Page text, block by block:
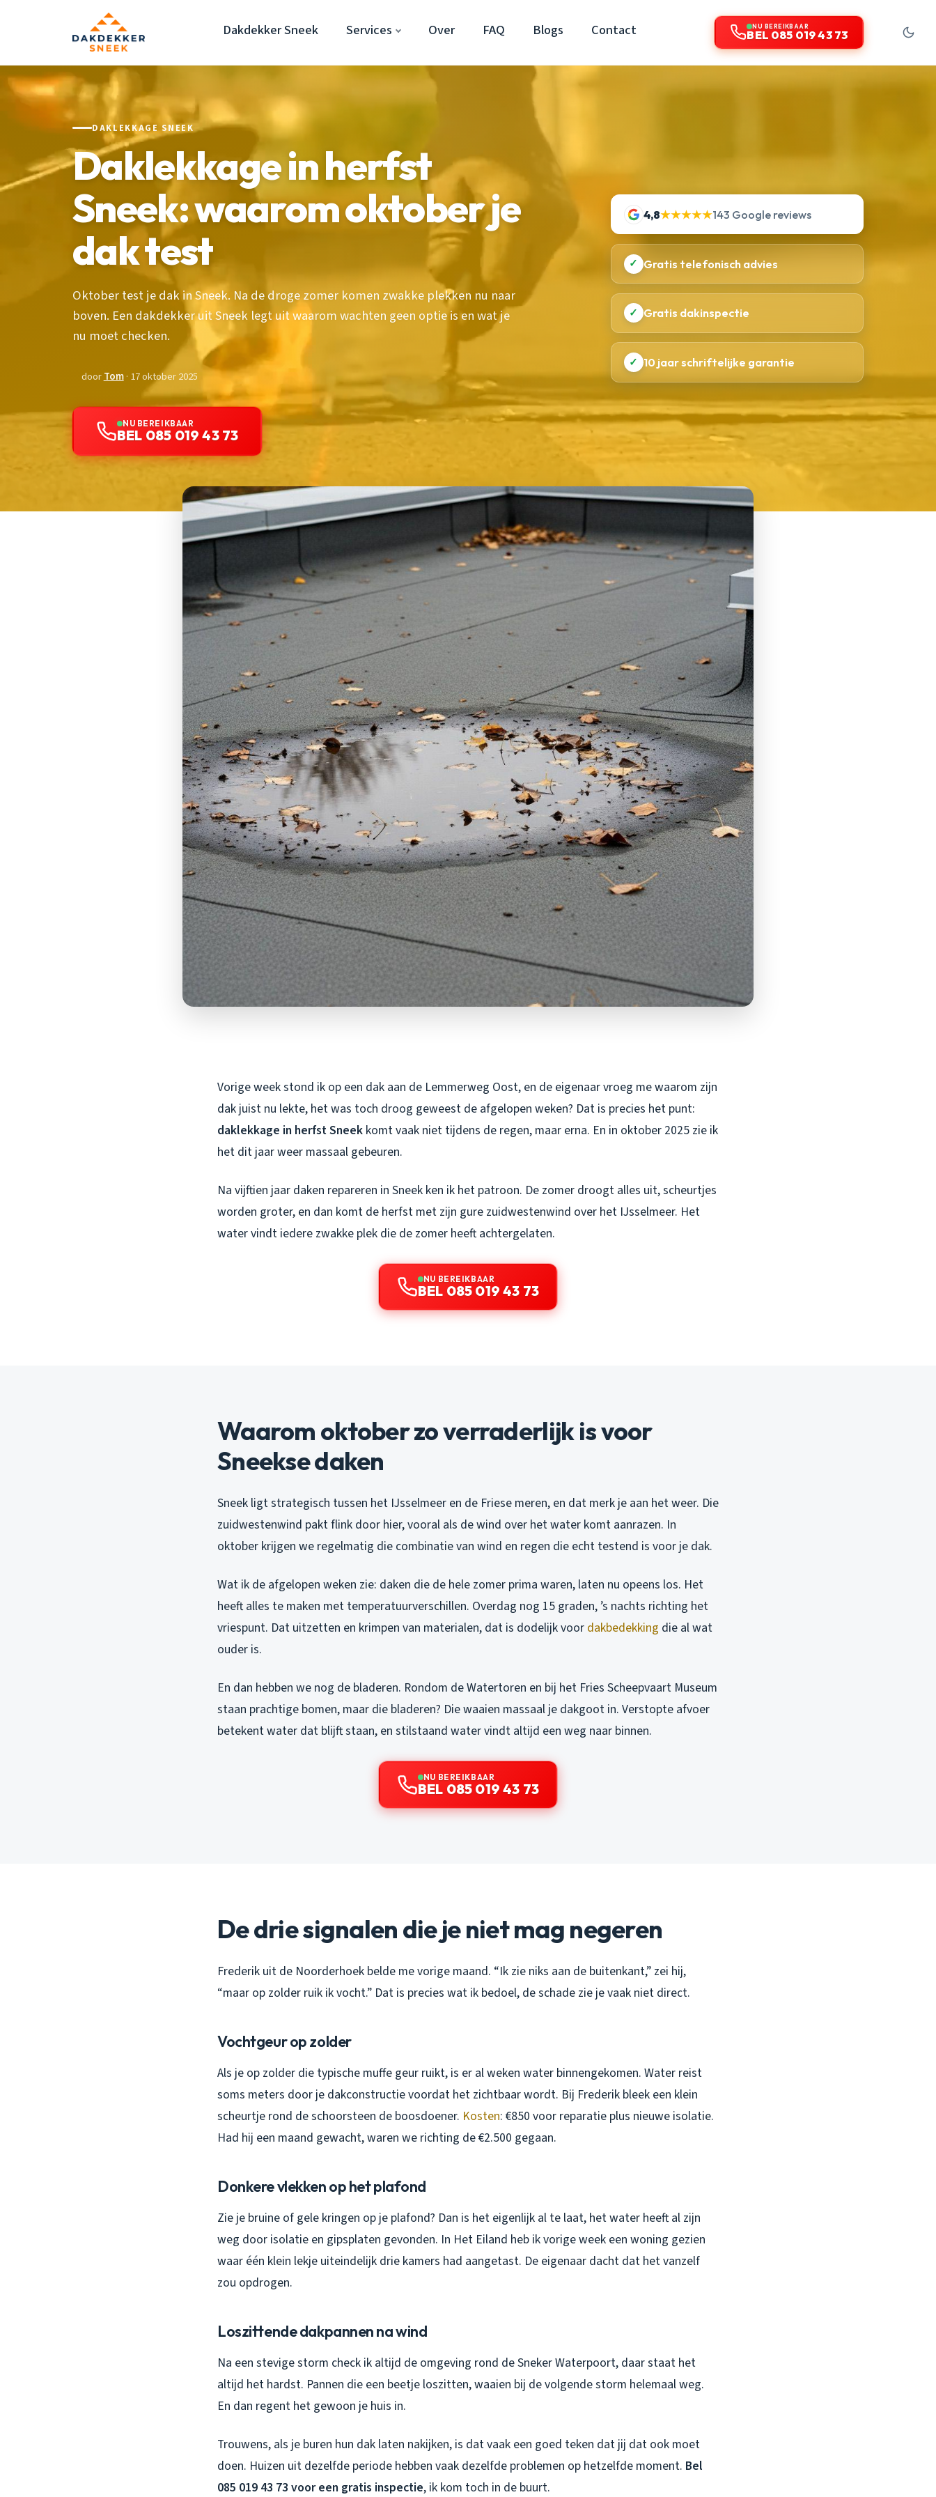
Dakdekker Sneek Services Over FAQ Blogs Contact NU BEREIKBAAR
BEL 085 019 43 73
DAKLEKKAGE SNEEK
Daklekkage in herfst
Sneek: waarom oktober je
dak test
Oktober test je dak in Sneek. Na de droge zomer komen zwakke plekken nu naar
boven. Een dakdekker uit Sneek legt uit waarom wachten geen optie is en wat je
nu moet checken.
doorTom· 17 oktober 2025
NU BEREIKBAAR
BEL 085 019 43 73
4,8★★★★★143 Google reviews
✓ Gratis telefonisch advies
✓ Gratis dakinspectie
✓ 10 jaar schriftelijke garantie
Vorige week stond ik op een dak aan de Lemmerweg Oost, en de eigenaar vroeg me waarom zijn
dak juist nu lekte, het was toch droog geweest de afgelopen weken? Dat is precies het punt:
daklekkage in herfst Sneek komt vaak niet tijdens de regen, maar erna. En in oktober 2025 zie ik
het dit jaar weer massaal gebeuren.
Na vijftien jaar daken repareren in Sneek ken ik het patroon. De zomer droogt alles uit, scheurtjes
worden groter, en dan komt de herfst met zijn gure zuidwestenwind over het IJsselmeer. Het
water vindt iedere zwakke plek die de zomer heeft achtergelaten.
NU BEREIKBAAR
BEL 085 019 43 73
Waarom oktober zo verraderlijk is voor
Sneekse daken
Sneek ligt strategisch tussen het IJsselmeer en de Friese meren, en dat merk je aan het weer. Die
zuidwestenwind pakt flink door hier, vooral als de wind over het water komt aanrazen. In
oktober krijgen we regelmatig die combinatie van wind en regen die echt testend is voor je dak.
Wat ik de afgelopen weken zie: daken die de hele zomer prima waren, laten nu opeens los. Het
heeft alles te maken met temperatuurverschillen. Overdag nog 15 graden, ’s nachts richting het
vriespunt. Dat uitzetten en krimpen van materialen, dat is dodelijk voor dakbedekking die al wat
ouder is.
En dan hebben we nog de bladeren. Rondom de Watertoren en bij het Fries Scheepvaart Museum
staan prachtige bomen, maar die bladeren? Die waaien massaal je dakgoot in. Verstopte afvoer
betekent water dat blijft staan, en stilstaand water vindt altijd een weg naar binnen.
NU BEREIKBAAR
BEL 085 019 43 73
De drie signalen die je niet mag negeren
Frederik uit de Noorderhoek belde me vorige maand. “Ik zie niks aan de buitenkant,” zei hij,
“maar op zolder ruik ik vocht.” Dat is precies wat ik bedoel, de schade zie je vaak niet direct.
Vochtgeur op zolder
Als je op zolder die typische muffe geur ruikt, is er al weken water binnengekomen. Water reist
soms meters door je dakconstructie voordat het zichtbaar wordt. Bij Frederik bleek een klein
scheurtje rond de schoorsteen de boosdoener. Kosten: €850 voor reparatie plus nieuwe isolatie.
Had hij een maand gewacht, waren we richting de €2.500 gegaan.
Donkere vlekken op het plafond
Zie je bruine of gele kringen op je plafond? Dan is het eigenlijk al te laat, het water heeft al zijn
weg door isolatie en gipsplaten gevonden. In Het Eiland heb ik vorige week een woning gezien
waar één klein lekje uiteindelijk drie kamers had aangetast. De eigenaar dacht dat het vanzelf
zou opdrogen.
Loszittende dakpannen na wind
Na een stevige storm check ik altijd de omgeving rond de Sneker Waterpoort, daar staat het
altijd het hardst. Pannen die een beetje loszitten, waaien bij de volgende storm helemaal weg.
En dan regent het gewoon je huis in.
Trouwens, als je buren hun dak laten nakijken, is dat vaak een goed teken dat jij dat ook moet
doen. Huizen uit dezelfde periode hebben vaak dezelfde problemen op hetzelfde moment. Bel
085 019 43 73 voor een gratis inspectie, ik kom toch in de buurt.